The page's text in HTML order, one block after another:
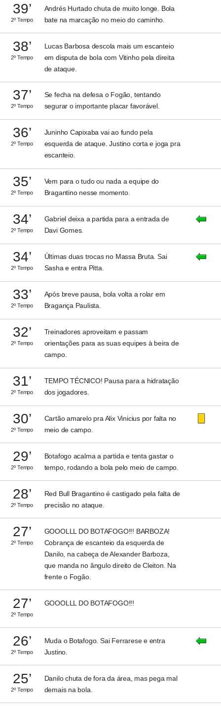
39’
2º Tempo
Andrés Hurtado chuta de muito longe. Bola
bate na marcação no meio do caminho.
38’
2º Tempo
Lucas Barbosa descola mais um escanteio
em disputa de bola com Vitinho pela direita
de ataque.
37’
2º Tempo
Se fecha na defesa o Fogão, tentando
segurar o importante placar favorável.
36’
2º Tempo
Juninho Capixaba vai ao fundo pela
esquerda de ataque. Justino corta e joga pra
escanteio.
35’
2º Tempo
Vem para o tudo ou nada a equipe do
Bragantino nesse momento.
34’
2º Tempo
Gabriel deixa a partida para a entrada de
Davi Gomes.
34’
2º Tempo
Últimas duas trocas no Massa Bruta. Sai
Sasha e entra Pitta.
33’
2º Tempo
Após breve pausa, bola volta a rolar em
Bragança Paulista.
32’
2º Tempo
Treinadores aproveitam e passam
orientações para as suas equipes à beira de
campo.
31’
2º Tempo
TEMPO TÉCNICO! Pausa para a hidratação
dos jogadores.
30’
2º Tempo
Cartão amarelo pra Alix Vinicius por falta no
meio de campo.
29’
2º Tempo
Botafogo acalma a partida e tenta gastar o
tempo, rodando a bola pelo meio de campo.
28’
2º Tempo
Red Bull Bragantino é castigado pela falta de
precisão no ataque.
27’
2º Tempo
GOOOLLL DO BOTAFOGO!!! BARBOZA!
Cobrança de escanteio da esquerda de
Danilo, na cabeça de Alexander Barboza,
que manda no ângulo direito de Cleiton. Na
frente o Fogão.
27’
2º Tempo
GOOOLLL DO BOTAFOGO!!!
26’
2º Tempo
Muda o Botafogo. Sai Ferrarese e entra
Justino.
25’
2º Tempo
Danilo chuta de fora da área, mas pega mal
demais na bola.